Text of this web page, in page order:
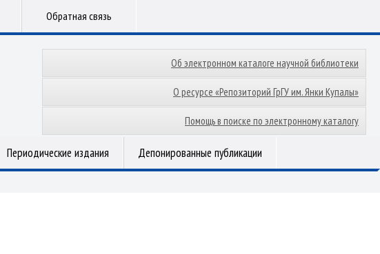
Обратная связь
Об электронном каталоге научной библиотеки
О ресурсе «Репозиторий ГрГУ им. Янки Купалы»
Помощь в поиске по электронному каталогу
Периодические издания Депонированные публикации